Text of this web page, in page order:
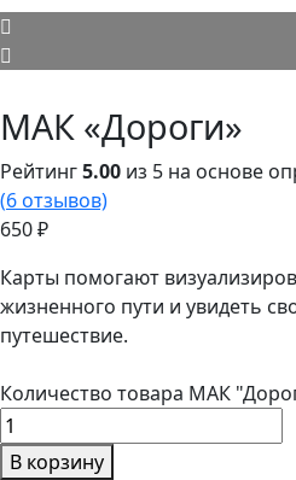
МАК «Дороги»
Рейтинг5.00 из 5 на основе
(6отзывов)
650₽
Карты помогают
жизненного пути и увидеть
путешествие.
Количество товара МАК
В корзину